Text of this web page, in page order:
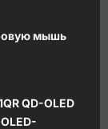
мышь
QD-OLED